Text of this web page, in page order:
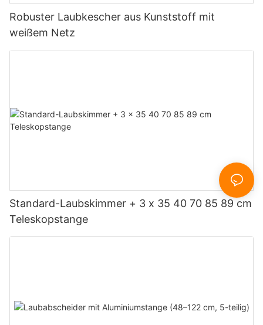
Robuster Laubkescher aus Kunststoff mit
weißem Netz
Standard-Laubskimmer + 3 x 35 40 70 85 89 cm
Teleskopstange